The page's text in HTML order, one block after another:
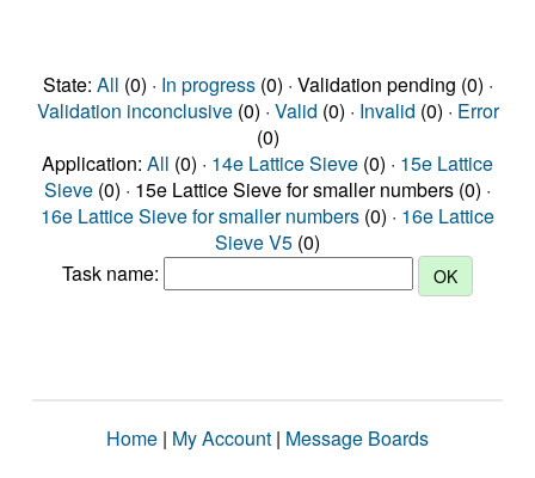
State: All (0) · In progress(0) · Validation pending (0) ·
Validation inconclusive(0) · Valid (0) · Invalid (0) · Error
(0)
Application: All (0) · 14e Lattice Sieve (0) · 15e Lattice
Sieve (0) · 15e Lattice Sieve for smaller numbers (0) ·
16e Lattice Sieve for smaller numbers (0) · 16e Lattice
Sieve V5 (0)
Task name:
Home | My Account | Message Boards